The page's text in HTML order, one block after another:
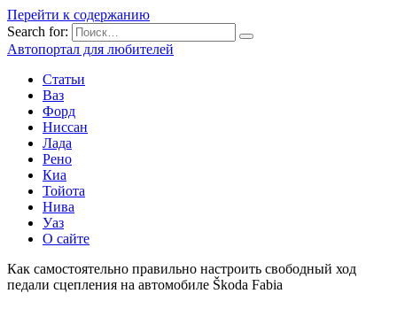
Перейти к содержанию
Search for:
Автопортал для любителей
Статьи
Ваз
Форд
Ниссан
Лада
Рено
Киа
Тойота
Нива
Уаз
О сайте
Как самостоятельно правильно настроить свободный ход
педали сцепления на автомобиле Škoda Fabia